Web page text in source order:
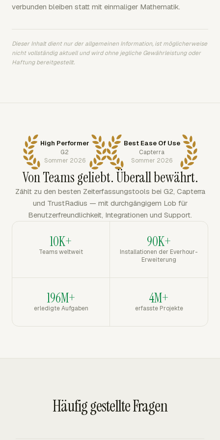
verbunden bleiben statt mit einmaliger Mathematik.
Dieser Inhalt dient nur der allgemeinen Information, ist möglicherweise
nicht vollständig aktuell und wird ohne jegliche Gewährleistung oder
Haftung bereitgestellt.
High Performer
G2
Sommer 2026
Best Ease Of Use
Capterra
Sommer 2026
Von Teams geliebt. Überall bewährt.
Zählt zu den besten Zeiterfassungstools bei G2, Capterra
und TrustRadius — mit durchgängigem Lob für
Benutzerfreundlichkeit, Integrationen und Support.
10K+
Teams weltweit
90K+
Installationen der Everhour-
Erweiterung
196M+
erledigte Aufgaben
4M+
erfasste Projekte
Häufig gestellte Fragen